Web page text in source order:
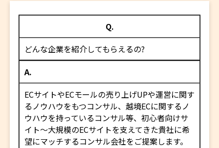
Q.
どんな企業を紹介してもらえるの?
A.
ECサイトやECモールの売り上げUPや運営に関す
るノウハウをもつコンサル、越境ECに関するノ
ウハウを持っているコンサル等、初心者向けサ
イト～大規模のECサイトを支えてきた貴社に希
望にマッチするコンサル会社をご提案します。